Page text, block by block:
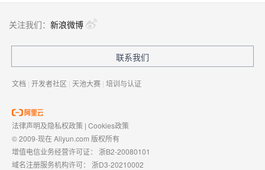
关注我们： 新浪微博
联系我们
文档 | 开发者社区 | 天池大赛 | 培训与认证
法律声明及隐私权政策 | Cookies政策
© 2009-现在 Aliyun.com 版权所有
增值电信业务经营许可证： 浙B2-20080101
域名注册服务机构许可： 浙D3-20210002